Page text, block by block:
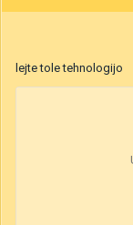
lejte tole tehnologijo